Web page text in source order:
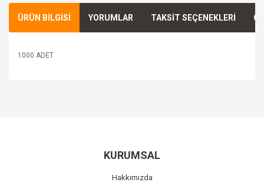
ÜRÜN BİLGİSİ YORUMLAR TAKSİT SEÇENEKLERİ
1000 ADET
Ürün bilgilerinde hatalar bulunuyor.
KURUMSAL
Hakkımızda